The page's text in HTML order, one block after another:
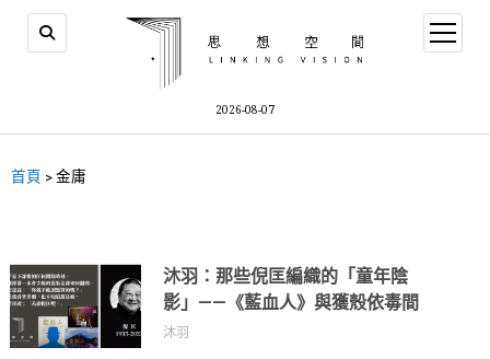
2026-08-07
首頁 >金庸
沐羽：那些倪匡編織的「童年陰
影」——《藍血人》與獲殼依毒間
沐羽